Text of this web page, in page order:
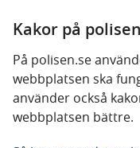
Kakor på
På polisen.se
webbplatsen ska
använder också
webbplatsen bättre.